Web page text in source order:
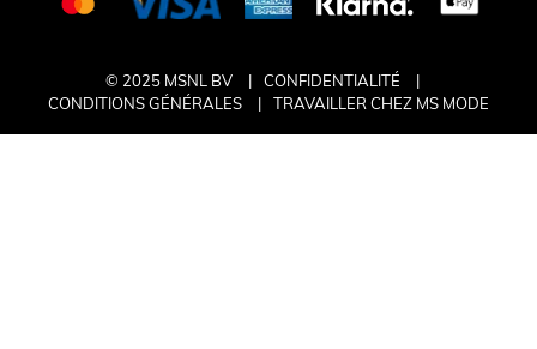
© 2025 MSNL BV
CONFIDENTIALITÉ
CONDITIONS GÉNÉRALES
TRAVAILLER CHEZ MS MODE